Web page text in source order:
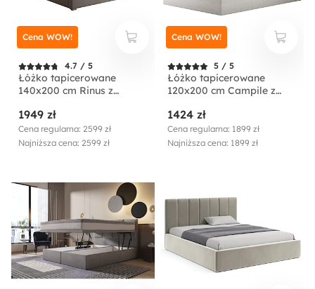
4.7 / 5
Łóżko tapicerowane
140x200 cm Rinus z
tkaninie hydrofobowej
1949 zł
Cena regularna: 2599 zł
Najniższa cena: 2599 zł
Cena WOW!
5 / 5
Łóżko tapicerowane
120x200 cm Campile z
sztruks
1424 zł
Cena regularna: 1899 zł
Najniższa cena: 1899 zł
Cena WOW!